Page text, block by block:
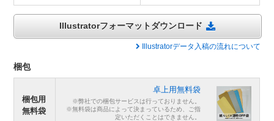
Illustratorフォーマットダウンロード
Illustratorデータ入稿の流れについて
梱包
梱包用
無料袋
卓上用無料袋
※弊社での梱包サービスは行っておりません。
※無料袋は商品によって決まっているため、ご指
定いただくことはできません。